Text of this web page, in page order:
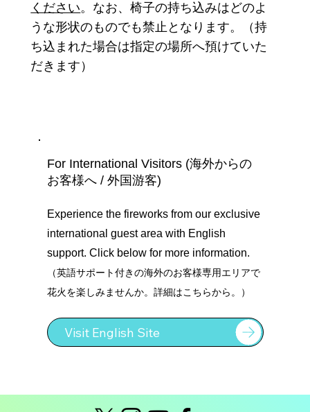
ください。なお、椅子の持ち込みはどのよ
うな形状のものでも禁止となります。（持
ち込まれた場合は指定の場所へ預けていた
だきます）
For International Visitors (海外からの
お客様へ / 外国游客)
Experience the fireworks from our exclusive
international guest area with English
support. Click below for more information.
（英語サポート付きの海外のお客様専用エリアで
花火を楽しみませんか。詳細はこちらから。）
Visit English Site